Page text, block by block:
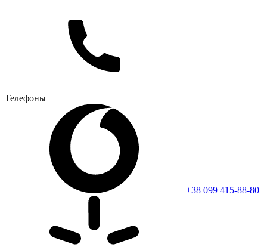
Телефоны
+38 099 415-88-80